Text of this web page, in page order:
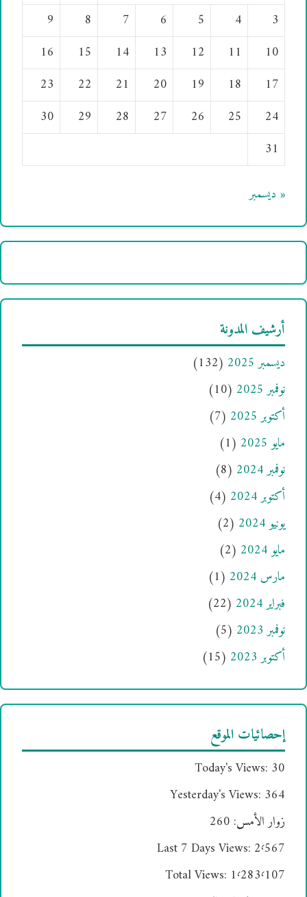
3
4
5
6
7
8
9
10
11
12
13
14
15
16
17
18
19
20
21
22
23
24
25
26
27
28
29
30
31
« ديسمبر
أرشيف المدونة
ديسمبر 2025
(132)
نوفمبر 2025
(10)
أكتوبر 2025
(7)
مايو 2025
(1)
نوفمبر 2024
(8)
أكتوبر 2024
(4)
يونيو 2024
(2)
مايو 2024
(2)
مارس 2024
(1)
فبراير 2024
(22)
نوفمبر 2023
(5)
أكتوبر 2023
(15)
إحصائيات الموقع
Today's Views: 30
Yesterday's Views: 364
زوار الأمس: 260
Last 7 Days Views: 2٬567
Total Views: 1٬283٬107